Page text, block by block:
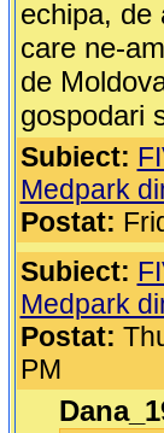
echipa, de
care ne-
de
gospodari
Subiect:
Medpark
Postat:
Subiect:
Medpark
Postat:
PM